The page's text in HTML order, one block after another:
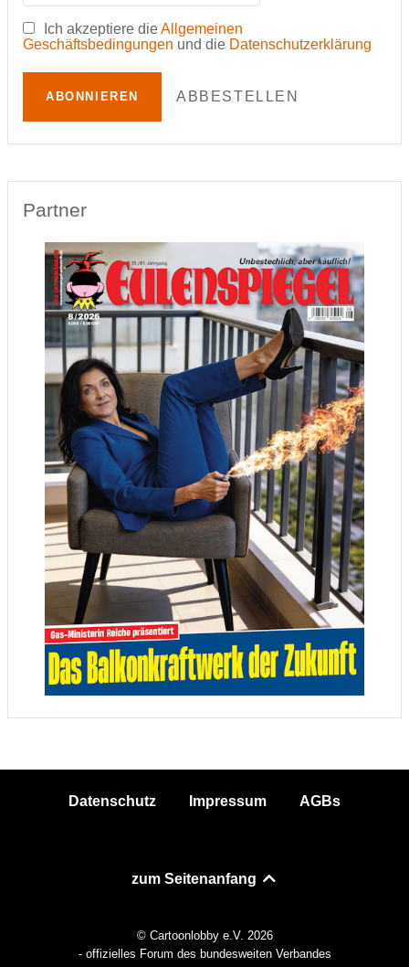
Ich akzeptiere dieAllgemeinen
Geschäftsbedingungen und die Datenschutzerklärung
ABONNIEREN ABBESTELLEN
Partner
Datenschutz Impressum AGBs
zum Seitenanfang
© Cartoonlobby e.V. 2026
- offizielles Forum des bundesweiten Verbandes